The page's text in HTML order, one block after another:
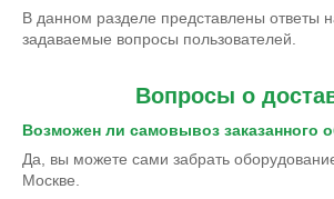
В данном разделе представлены ответы
задаваемые вопросы пользователей.
Вопросы о
Возможен ли самовывоз заказанного
Да, вы можете сами забрать
Москве.